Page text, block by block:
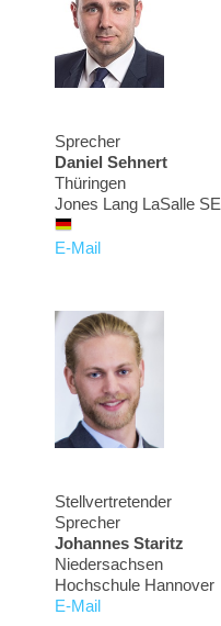
Sprecher
Daniel Sehnert
Thüringen
Jones Lang LaSalle SE
E-Mail
Stellvertretender
Sprecher
Johannes Staritz
Niedersachsen
Hochschule Hannover
E-Mail